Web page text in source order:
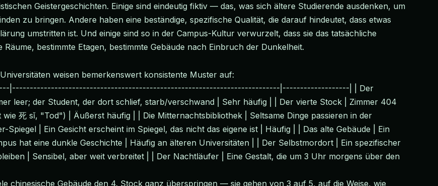
Geistergeschichten. Einige sind eindeutig fiktiv — das, was sich ältere Studierende ausdenken, um
zu bringen. Andere haben eine beständige, spezifische Qualität, die darauf hindeutet, dass etwas
umstritten ist. Und einige sind so in der Campus-Kultur verwurzelt, dass sie das tatsächliche
bestimmte Etagen, bestimmte Gebäude nach Einbruch der Dunkelheit.
weisen bemerkenswert konsistente Muster auf:
|----------------------------------------------------------------------------|-------------------| | Der
leer; der Student, der dort schlief, starb/verschwand | Sehr häufig | | Der vierte Stock | Zimmer 404
死 sǐ, "Tod") | Äußerst häufig | | Die Mitternachtsbibliothek | Seltsame Dinge passieren in der
| Ein Gesicht erscheint im Spiegel, das nicht das eigene ist | Häufig | | Das alte Gebäude | Ein
hat eine dunkle Geschichte | Häufig an älteren Universitäten | | Der Selbstmordort | Ein spezifischer
| Sensibel, aber weit verbreitet | | Der Nachtläufer | Eine Gestalt, die um 3 Uhr morgens über den
chinesische Gebäude den 4. Stock ganz überspringen — sie gehen von 3 auf 5, auf die Weise, wie